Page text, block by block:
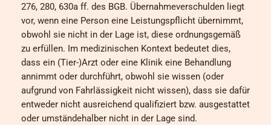
276, 280, 630a ff. des BGB. Übernahmeverschulden liegt
vor, wenn eine Person eine Leistungspflicht übernimmt,
obwohl sie nicht in der Lage ist, diese ordnungsgemäß
zu erfüllen. Im medizinischen Kontext bedeutet dies,
dass ein (Tier-)Arzt oder eine Klinik eine Behandlung
annimmt oder durchführt, obwohl sie wissen (oder
aufgrund von Fahrlässigkeit nicht wissen), dass sie dafür
entweder nicht ausreichend qualifiziert bzw. ausgestattet
oder umständehalber nicht in der Lage sind.